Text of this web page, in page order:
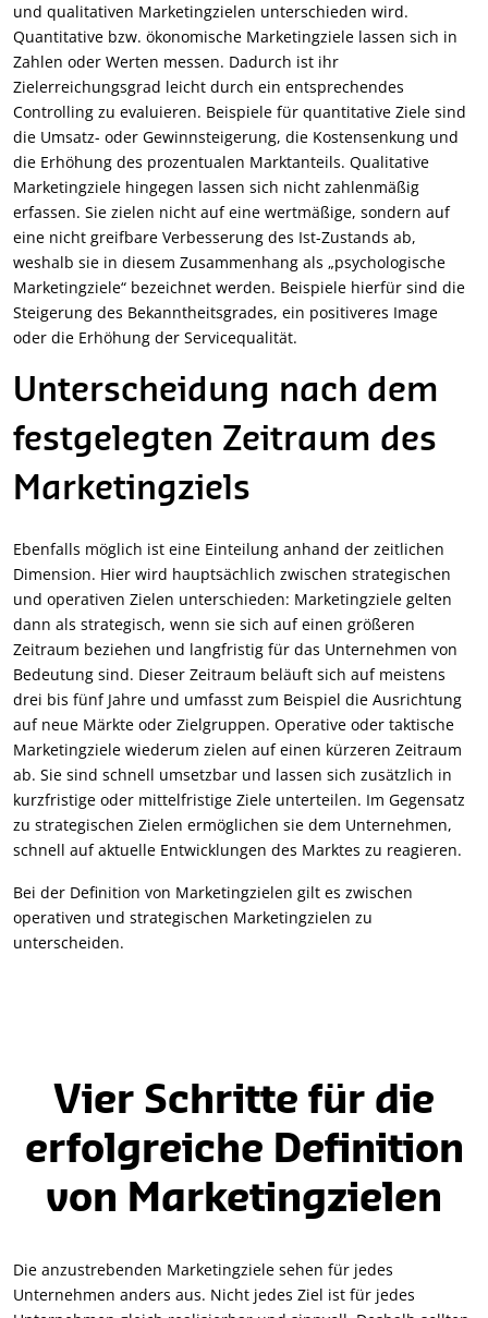
und qualitativen Marketingzielen unterschieden wird.
Quantitative bzw. ökonomische Marketingziele lassen sich in
Zahlen oder Werten messen. Dadurch ist ihr
Zielerreichungsgrad leicht durch ein entsprechendes
Controlling zu evaluieren. Beispiele für quantitative Ziele sind
die Umsatz- oder Gewinnsteigerung, die Kostensenkung und
die Erhöhung des prozentualen Marktanteils. Qualitative
Marketingziele hingegen lassen sich nicht zahlenmäßig
erfassen. Sie zielen nicht auf eine wertmäßige, sondern auf
eine nicht greifbare Verbesserung des Ist-Zustands ab,
weshalb sie in diesem Zusammenhang als „psychologische
Marketingziele“ bezeichnet werden. Beispiele hierfür sind die
Steigerung des Bekanntheitsgrades, ein positiveres Image
oder die Erhöhung der Servicequalität.
Unterscheidung nach dem
festgelegten Zeitraum des
Marketingziels
Ebenfalls möglich ist eine Einteilung anhand der zeitlichen
Dimension. Hier wird hauptsächlich zwischen strategischen
und operativen Zielen unterschieden: Marketingziele gelten
dann als strategisch, wenn sie sich auf einen größeren
Zeitraum beziehen und langfristig für das Unternehmen von
Bedeutung sind. Dieser Zeitraum beläuft sich auf meistens
drei bis fünf Jahre und umfasst zum Beispiel die Ausrichtung
auf neue Märkte oder Zielgruppen. Operative oder taktische
Marketingziele wiederum zielen auf einen kürzeren Zeitraum
ab. Sie sind schnell umsetzbar und lassen sich zusätzlich in
kurzfristige oder mittelfristige Ziele unterteilen. Im Gegensatz
zu strategischen Zielen ermöglichen sie dem Unternehmen,
schnell auf aktuelle Entwicklungen des Marktes zu reagieren.
Bei der Definition von Marketingzielen gilt es zwischen
operativen und strategischen Marketingzielen zu
unterscheiden.
Vier Schritte für die
erfolgreiche Definition
von Marketingzielen
Die anzustrebenden Marketingziele sehen für jedes
Unternehmen anders aus. Nicht jedes Ziel ist für jedes